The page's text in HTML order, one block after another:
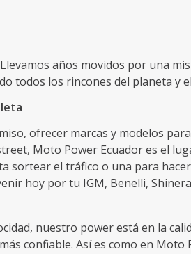
años movidos por una
todos los rincones del planeta y
ofrecer marcas y modelos
Moto Power Ecuador es el
sortear el tráfico o una para
hoy por tu IGM, Benelli,
nuestro power está en la
confiable. Así es como en